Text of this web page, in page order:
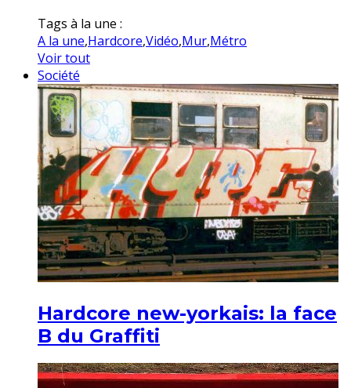
Tags à la une :
A la une,Hardcore,Vidéo,Mur,Métro
Voir tout
Société
Hardcore new-yorkais: la face
B du Graffiti